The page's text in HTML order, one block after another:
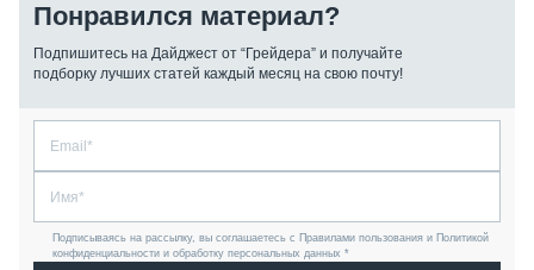
Понравился материал?
Подпишитесь на Дайджест от “Грейдера” и получайте
подборку лучших статей каждый месяц на свою почту!
Подписываясь на рассылку, вы соглашаетесь с Правилами пользования и Политикой
конфиденциальности и обработку персональных данных *